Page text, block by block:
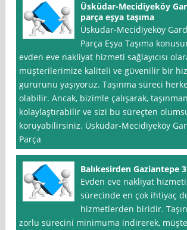
Üsküdar-Mecidiyeköy
parça eşya taşıma
Üsküdar-Mecidiyeköy
Parça Eşya Taşıma
evden eve nakliyat hizmeti sağlayıcısı
müşterilerimize kaliteli ve güvenilir bir
gururunu yaşıyoruz. Taşınma süreci
olabilir. Ancak, bizimle çalışarak,
kolaylaştırabilir ve sizi bu süreçten
koruyabilirsiniz. Üsküdar-Mecidiyeköy
Parça
Balıkesirden Gaziantepe
Evden eve nakliyat
sürecinde en çok ihtiyaç
hizmetlerden biridir.
zorlu sürecini minimuma indirerek,